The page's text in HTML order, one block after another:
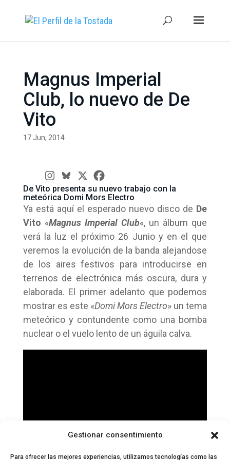
Gestionar consentimiento
Para ofrecer las mejores experiencias, utilizamos tecnologías como las
Magnus Imperial
Club, lo nuevo de De
Vito
17 Jun, 2014
De Vito presenta su nuevo trabajo con la
meteórica Domi Mors Electro
Ya está aquí el esperado nuevo disco de De
Vito «Magnus Imperial Club«, un álbum que
verá la luz el próximo 26 Junio y en el que
veremos la evolución de la banda alejandose
de los aires festivos para introducirse en
terrenos de electrónica más oscura, dura y
elaborada. El primer adelanto que podemos
mostrar es este «Domi Mors Electro» un tema
meteórico y contundente como una bomba
nuclear o el vuelo lento de un águila calva.